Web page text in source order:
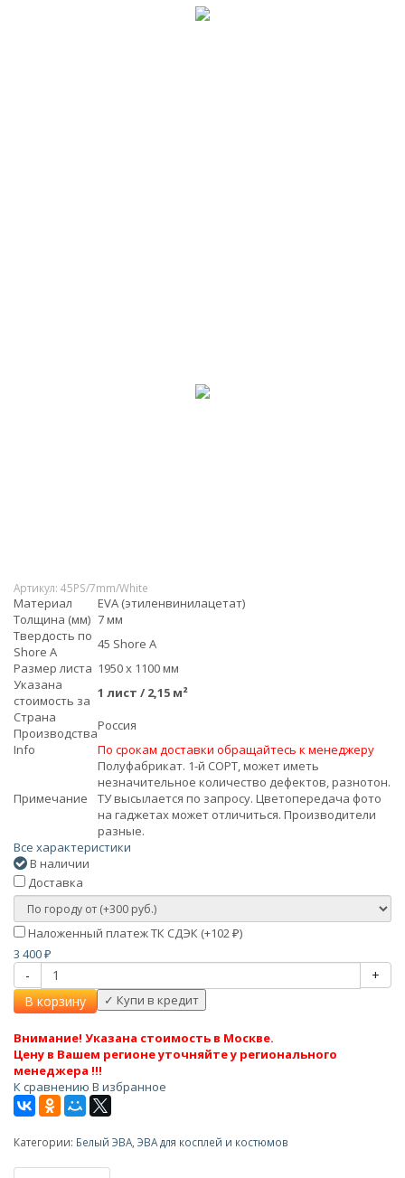
Артикул: 45PS/7mm/White
Материал
EVA (этиленвинилацетат)
Толщина (мм) 7 мм
Твердость по
Shore А
45 Shore A
Размер листа 1950 x 1100 мм
Указана
стоимость за 1 лист / 2,15 м²
Страна
ПроизводстваРоссия
Info
По срокам доставки обращайтесь к менеджеру
Примечание
Полуфабрикат. 1-й СОРТ, может иметь
незначительное количество дефектов, разнотон.
ТУ высылается по запросу. Цветопередача фото
на гаджетах может отличиться. Производители
разные.
Все характеристики
В наличии
Доставка
Наложенный платеж ТК СДЭК (+102 ₽)
3 400 ₽
-
+
В корзину
Внимание! Указана стоимость в Москве.
Цену в Вашем регионе уточняйте у регионального
менеджера !!!
К сравнению В избранное
Категории: Белый ЭВА ЭВА для косплей и костюмов